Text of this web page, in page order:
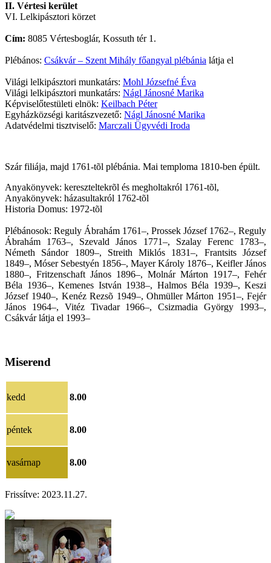
II. Vértesi kerület
VI. Lelkipásztori körzet
Cím: 8085 Vértesboglár, Kossuth tér 1.
Plébános: Csákvár – Szent Mihály főangyal plébánia látja el
Világi lelkipásztori munkatárs: Mohl Józsefné Éva
Világi lelkipásztori munkatárs: Nágl Jánosné Marika
Képviselőtestületi elnök: Keilbach Péter
Egyházközségi karitászvezető: Nágl Jánosné Marika
Adatvédelmi tisztviselő: Marczali Ügyvédi Iroda
Szár filiája, majd 1761-tõl plébánia. Mai temploma 1810-ben épült.
Anyakönyvek: kereszteltekrõl és megholtakról 1761-tõl,
Anyakönyvek: házasultakról 1762-tõl
Historia Domus: 1972-tõl
Plébánosok: Reguly Ábrahám 1761–, Prossek József 1762–, Reguly
Ábrahám 1763–, Szevald János 1771–, Szalay Ferenc 1783–,
Németh Sándor 1809–, Streith Miklós 1831–, Frantsits József
1849–, Móser Sebestyén 1856–, Mayer Károly 1876–, Keifler János
1880–, Fritzenschaft János 1896–, Molnár Márton 1917–, Fehér
Béla 1936–, Kemenes István 1938–, Halmos Béla 1939–, Keszi
József 1940–, Kenéz Rezsõ 1949–, Ohmüller Márton 1951–, Fejér
János 1964–, Vitéz Tivadar 1966–, Csizmadia György 1993–,
Csákvár látja el 1993–
Miserend
kedd 8.00
péntek 8.00
vasárnap 8.00
Frissítve: 2023.11.27.